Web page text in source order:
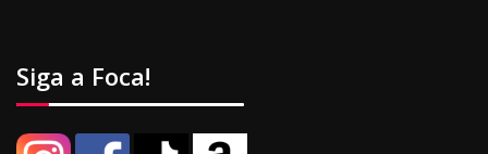
Siga a Foca!